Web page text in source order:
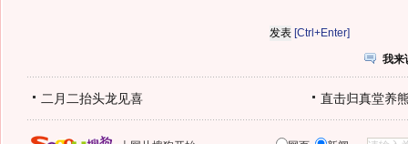
[Ctrl+Enter]
我来
二月二抬头龙见喜 直击归真堂养